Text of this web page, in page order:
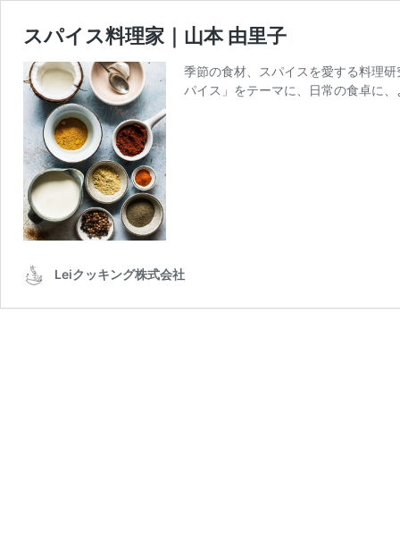
スパイス料理家｜山本 由里子
季節の食材、スパイスを愛する料理
パイス」をテーマに、日常の食卓に
Leiクッキング株式会社